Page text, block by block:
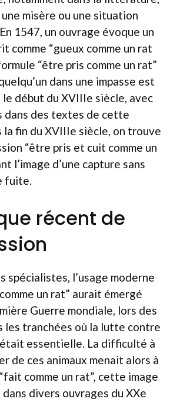
misère ou une situation
1547, un ouvrage évoque un
comme “gueux comme un rat
“être pris comme un rat”
dans une impasse est
début du XVIIIe siècle, avec
dans des textes de cette
la fin du XVIIIe siècle, on trouve
“être pris et cuit comme un
l’image d’une capture sans
fuite.
récent de
spécialistes, l’usage moderne
un rat” aurait émergé
Guerre mondiale, lors des
les tranchées où la lutte contre
essentielle. La difficulté à
de ces animaux menait alors à
comme un rat”, cette image
divers ouvrages du XXe